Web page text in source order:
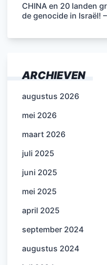
CHINA en 20 landen
de genocide in Israël!
ARCHIEVEN
augustus 2026
mei 2026
maart 2026
juli 2025
juni 2025
mei 2025
april 2025
september 2024
augustus 2024